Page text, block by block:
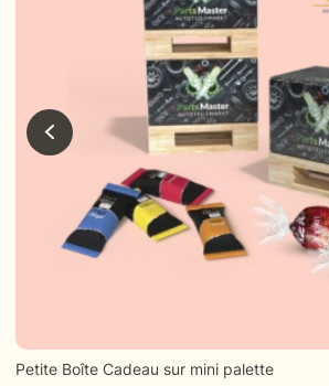
Petite Boîte Cadeau sur mini palette